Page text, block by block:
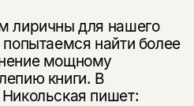
лиричны для нашего
найти более
мощному
книги. В
пишет: